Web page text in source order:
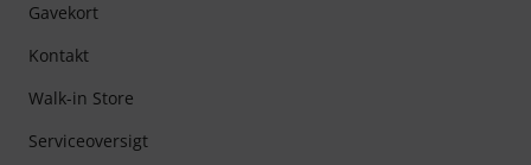
Gavekort
Kontakt
Walk-in Store
Serviceoversigt